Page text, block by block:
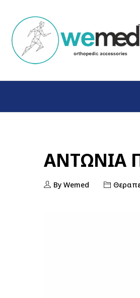
ΑΝΤΩΝΊΑ
By Wemed